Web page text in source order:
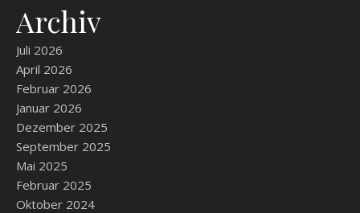
Archiv
Juli 2026
April 2026
Februar 2026
Januar 2026
Dezember 2025
September 2025
Mai 2025
Februar 2025
Oktober 2024